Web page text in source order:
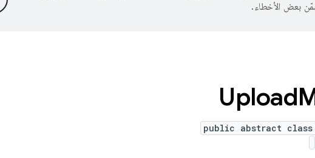
بعض الأخطاء.
Upload
public abstract class